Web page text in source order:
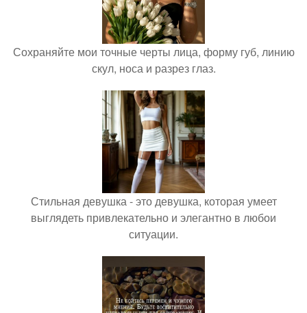
Сохраняйте мои точные черты лица, форму губ, линию
скул, носа и разрез глаз.
Стильная девушка - это девушка, которая умеет
выглядеть привлекательно и элегантно в любои
ситуации.